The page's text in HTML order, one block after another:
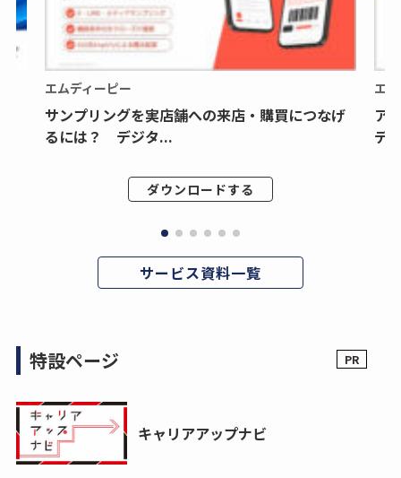
エムディーピー
サンプリングを実店舗への来店・購買につなげ
るには？ デジタ...
ダウンロードする
エ
ア
デ
サービス資料一覧
特設ページ
キャリアアップナビ